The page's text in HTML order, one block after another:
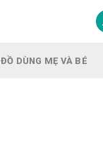
ĐỒ DÙNG MẸ VÀ BÉ